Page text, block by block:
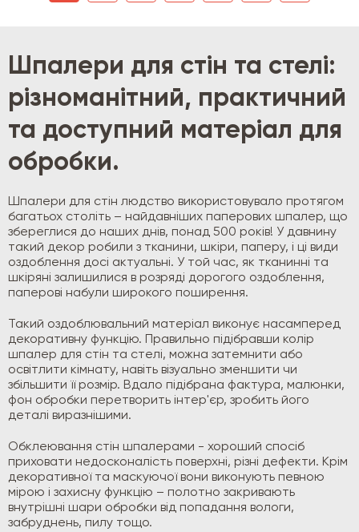
Шпалери для стін та стелі:
різноманітний, практичний
та доступний матеріал для
обробки.
Шпалери для стін людство використовувало протягом
багатьох століть – найдавніших паперових шпалер, що
збереглися до наших днів, понад 500 років! У давнину
такий декор робили з тканини, шкіри, паперу, і ці види
оздоблення досі актуальні. У той час, як тканинні та
шкіряні залишилися в розряді дорогого оздоблення,
паперові набули широкого поширення.
Такий оздоблювальний матеріал виконує насамперед
декоративну функцію. Правильно підібравши колір
шпалер для стін та стелі, можна затемнити або
освітлити кімнату, навіть візуально зменшити чи
збільшити її розмір. Вдало підібрана фактура, малюнки,
фон обробки перетворить інтер'єр, зробить його
деталі виразнішими.
Обклеювання стін шпалерами - хороший спосіб
приховати недосконалість поверхні, різні дефекти. Крім
декоративної та маскуючої вони виконують певною
мірою і захисну функцію – полотно закривають
внутрішні шари обробки від попадання вологи,
забруднень, пилу тощо.